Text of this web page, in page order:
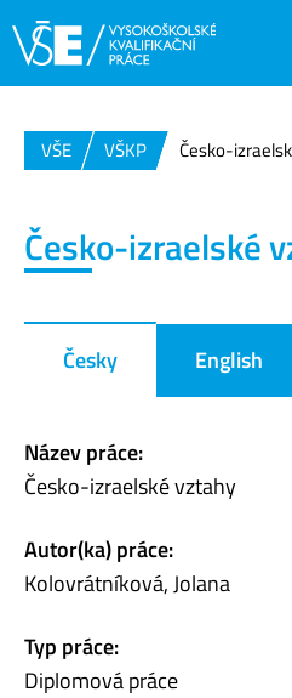
VŠE VŠKP Česko-
Česko-izraelské
Česky English
Název práce:
Česko-izraelské vztahy
Autor(ka) práce:
Kolovrátníková, Jolana
Typ práce:
Diplomová práce